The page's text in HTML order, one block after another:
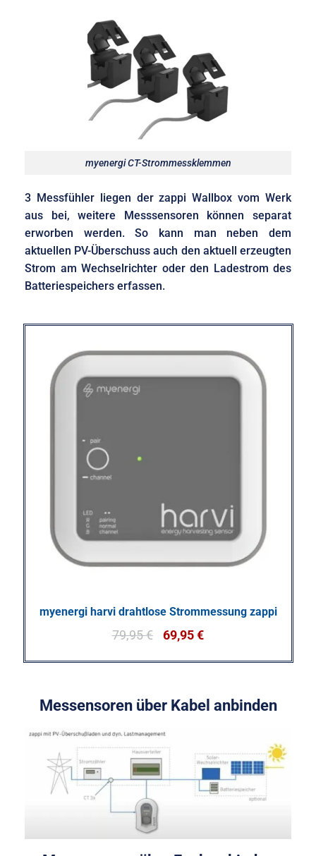
myenergi CT-Strommessklemmen
3 Messfühler liegen der zappi Wallbox vom Werk
aus bei, weitere Messsensoren können separat
erworben werden. So kann man neben dem
aktuellen PV-Überschuss auch den aktuell erzeugten
Strom am Wechselrichter oder den Ladestrom des
Batteriespeichers erfassen.
myenergi harvi drahtlose Strommessung zappi
79,95€ 69,95€
Messensoren über Kabel anbinden